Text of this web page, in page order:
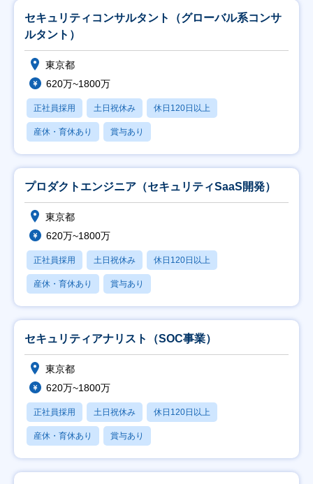
セキュリティコンサルタント（グローバル系コンサ
ルタント）
東京都
620万~1800万
正社員採用 土日祝休み 休日120日以上
産休・育休あり 賞与あり
プロダクトエンジニア（セキュリティSaaS開発）
東京都
620万~1800万
正社員採用 土日祝休み 休日120日以上
産休・育休あり 賞与あり
セキュリティアナリスト（SOC事業）
東京都
620万~1800万
正社員採用 土日祝休み 休日120日以上
産休・育休あり 賞与あり